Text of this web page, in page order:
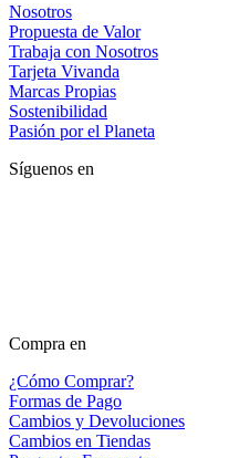
Nosotros
Propuesta de Valor
Trabaja con Nosotros
Tarjeta Vivanda
Marcas Propias
Sostenibilidad
Pasión por el Planeta
Síguenos en
Compra en
¿Cómo Comprar?
Formas de Pago
Cambios y Devoluciones
Cambios en Tiendas